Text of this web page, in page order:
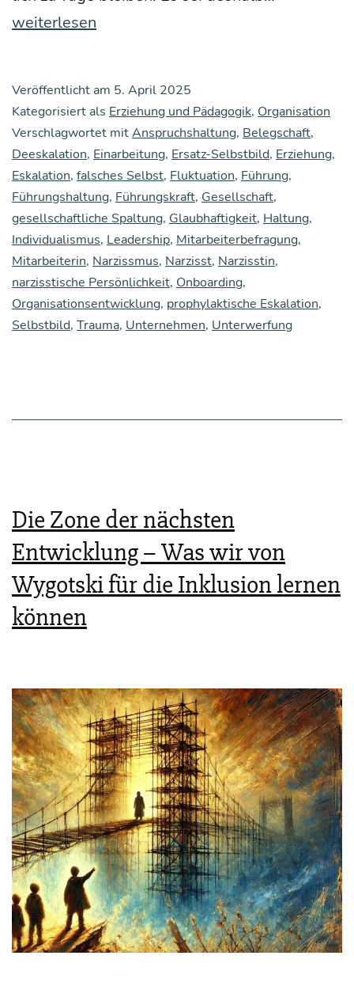
Geburts­
tag
hat:
Nar­
ziss­
tisch
moti­
ter
ka­
sen­
de
de­
rung
für
Füh­
rungs­
kräf­
te
weiterlesen
Veröffentlicht am 5. April 2025
Kategorisiert als Erziehung und Pädagogik, Organisation
Verschlagwortet mitAnspruchshaltung, Belegschaft,
Deeskalation, Einarbeitung, Ersatz-Selbstbild, Erziehung,
Eskalation, falsches Selbst, Fluktuation, Führung,
Führungshaltung, Führungskraft, Gesellschaft,
gesellschaftliche Spaltung, Glaubhaftigkeit, Haltung,
Individualismus, Leadership, Mitarbeiterbefragung,
Mitarbeiterin, Narzissmus, Narzisst, Narzisstin,
narzisstische Persönlichkeit, Onboarding,
Organisationsentwicklung, prophylaktische Eskalation,
Selbstbild, Trauma, Unternehmen, Unterwerfung
Die Zone der nächsten
Entwicklung – Was wir von
Wygotski für die Inklusion lernen
können